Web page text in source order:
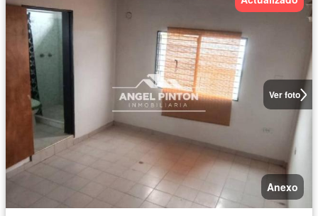
Ver foto
Anexo